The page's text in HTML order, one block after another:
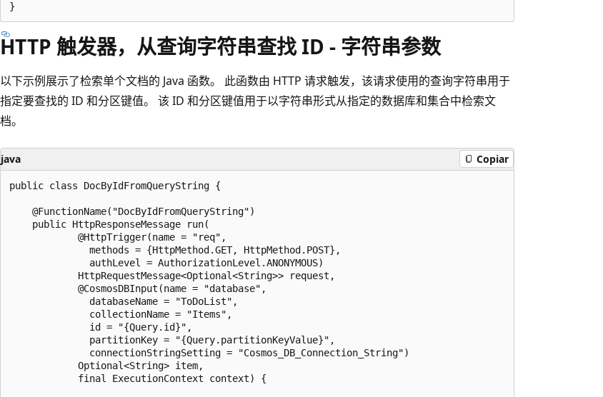
HTTP 触发器，从查询字符串查找 ID - 字符串参数
以下示例展示了检索单个文档的 Java 函数。 此函数由 HTTP 请求触发，该请求使用的查询字符串用于
指定要查找的 ID 和分区键值。 该 ID 和分区键值用于以字符串形式从指定的数据库和集合中检索文
档。
java Copiar
public class DocByIdFromQueryString {
    @FunctionName("DocByIdFromQueryString")
    public HttpResponseMessage run(
            @HttpTrigger(name = "req",
              methods = {HttpMethod.GET, HttpMethod.POST},
              authLevel = AuthorizationLevel.ANONYMOUS)
            HttpRequestMessage<Optional<String>> request,
            @CosmosDBInput(name = "database",
              databaseName = "ToDoList",
              collectionName = "Items",
              id = "{Query.id}",
              partitionKey = "{Query.partitionKeyValue}",
              connectionStringSetting = "Cosmos_DB_Connection_String")
            Optional<String> item,
            final ExecutionContext context) {